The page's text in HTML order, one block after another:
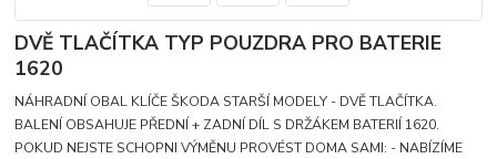
DVĚ TLAČÍTKA TYP POUZDRA PRO BATERIE
1620
NÁHRADNÍ OBAL KLÍČE ŠKODA STARŠÍ MODELY - DVĚ TLAČÍTKA.
BALENÍ OBSAHUJE PŘEDNÍ + ZADNÍ DÍL S DRŽÁKEM BATERIÍ 1620.
POKUD NEJSTE SCHOPNI VÝMĚNU PROVÉST DOMA SAMI: - NABÍZÍME